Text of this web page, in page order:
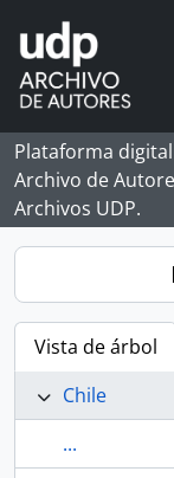
Skip to main content
Plataforma
Archivo de
Archivos UDP.
Vista de árbol
Chile
...